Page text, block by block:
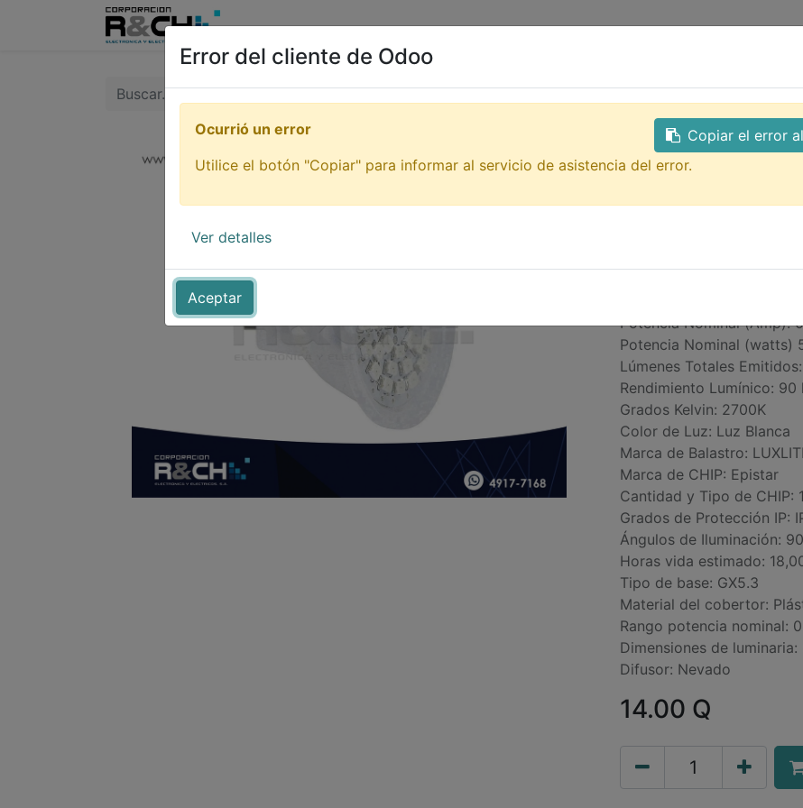
Inicio Tienda Tutoriales Contacto
GTQ
Todos los productos
Bombilla LED MR16
Bombilla LED
120V 2700K LX
Potencia Nominal (Amp):
Potencia Nominal (watts)
Lúmenes Totales
Rendimiento Lumínico: 90
Grados Kelvin: 2700K
Color de Luz: Luz Blanca
Marca de Balastro:
Marca de CHIP: Epistar
Cantidad y Tipo de CHIP:
Grados de Protección IP:
Ángulos de Iluminación:
Horas vida estimado:
Tipo de base: GX5.3
Material del cobertor:
Rango potencia nominal:
Dimensiones de
Difusor: Nevado
14.00 Q
Error del cliente de Odoo
Aceptar
Copiar el error
Ocurrió un error
Utilice el botón "Copiar" para informar al servicio de asistencia del error.
Ver detalles